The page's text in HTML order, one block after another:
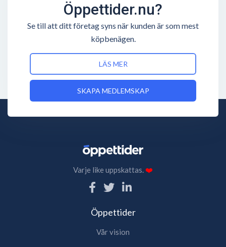
Öppettider.nu?
Se till att ditt företag syns när kunden är som mest
köpbenägen.
LÄS MER
SKAPA MEDLEMSKAP
Varje like uppskattas.❤️
Öppettider
Vår vision